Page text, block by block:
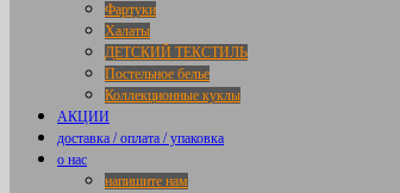
Фартуки
Халаты
ДЕТСКИЙ ТЕКСТИЛЬ
Постельное белье
Коллекционные куклы
АКЦИИ
доставка / оплата / упаковка
о нас
напишите нам